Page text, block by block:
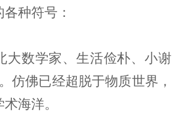
种符号：
大数学家、生活俭朴、小谢
仿佛已经超脱于物质世界，
海洋。